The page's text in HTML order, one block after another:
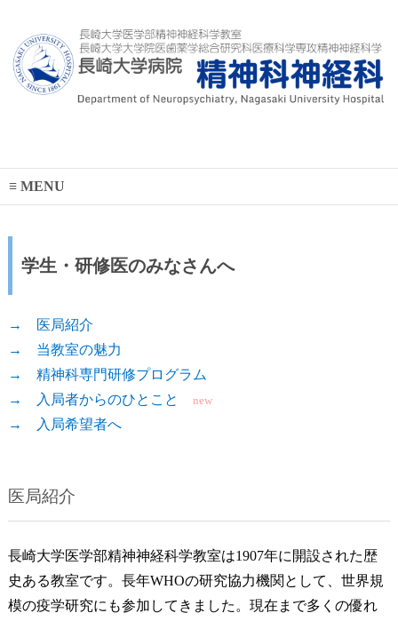
MENU
学生・研修医のみなさんへ
→ 医局紹介
→ 当教室の魅力
→ 精神科専門研修プログラム
→ 入局者からのひとこと
new
→ 入局希望者へ
医局紹介
長崎大学医学部精神神経科学教室は1907年に開設された歴
史ある教室です。長年WHOの研究協力機関として、世界規
模の疫学研究にも参加してきました。現在まで多くの優れ